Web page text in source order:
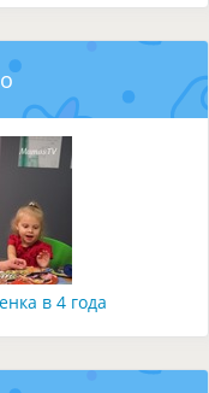
в 4 года